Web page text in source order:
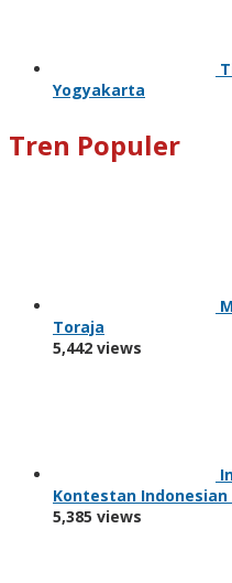
Yogyakarta
Tren Populer
Toraja
5,442 views
Kontestan Indonesian
5,385 views